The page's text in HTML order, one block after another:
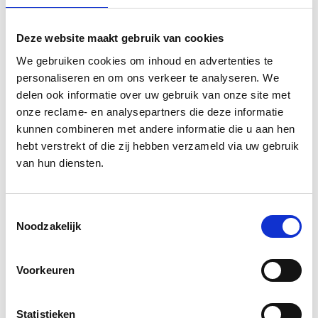
Deze website maakt gebruik van cookies
We gebruiken cookies om inhoud en advertenties te
personaliseren en om ons verkeer te analyseren. We
delen ook informatie over uw gebruik van onze site met
onze reclame- en analysepartners die deze informatie
kunnen combineren met andere informatie die u aan hen
hebt verstrekt of die zij hebben verzameld via uw gebruik
van hun diensten.
Noodzakelijk
Voorkeuren
Statistieken
Vince van der Zwet
Development
Go back to our team overview